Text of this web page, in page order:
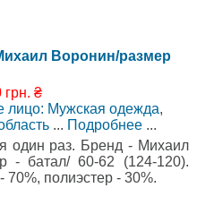
Воронин/размер
грн. ₴
лицо: Мужская одежда,
... Подробнее ...
один раз. Бренд - Михаил
- батал/ 60-62 (124-120).
70%, полиэстер - 30%.